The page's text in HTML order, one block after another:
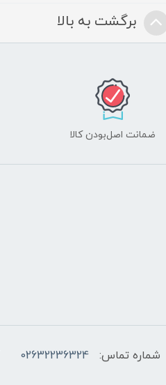
برگشت به بالا
ضمانت اصل‌بودن کالا
شماره تماس: 02632236324